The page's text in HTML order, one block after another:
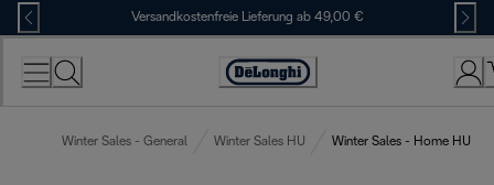
Skip
to
Content
Versandkostenfreie Lieferung ab 49,00 €
Erklärung
Zugänglichkeit
Winter Sales - General Winter Sales HU Winter Sales - Home HU